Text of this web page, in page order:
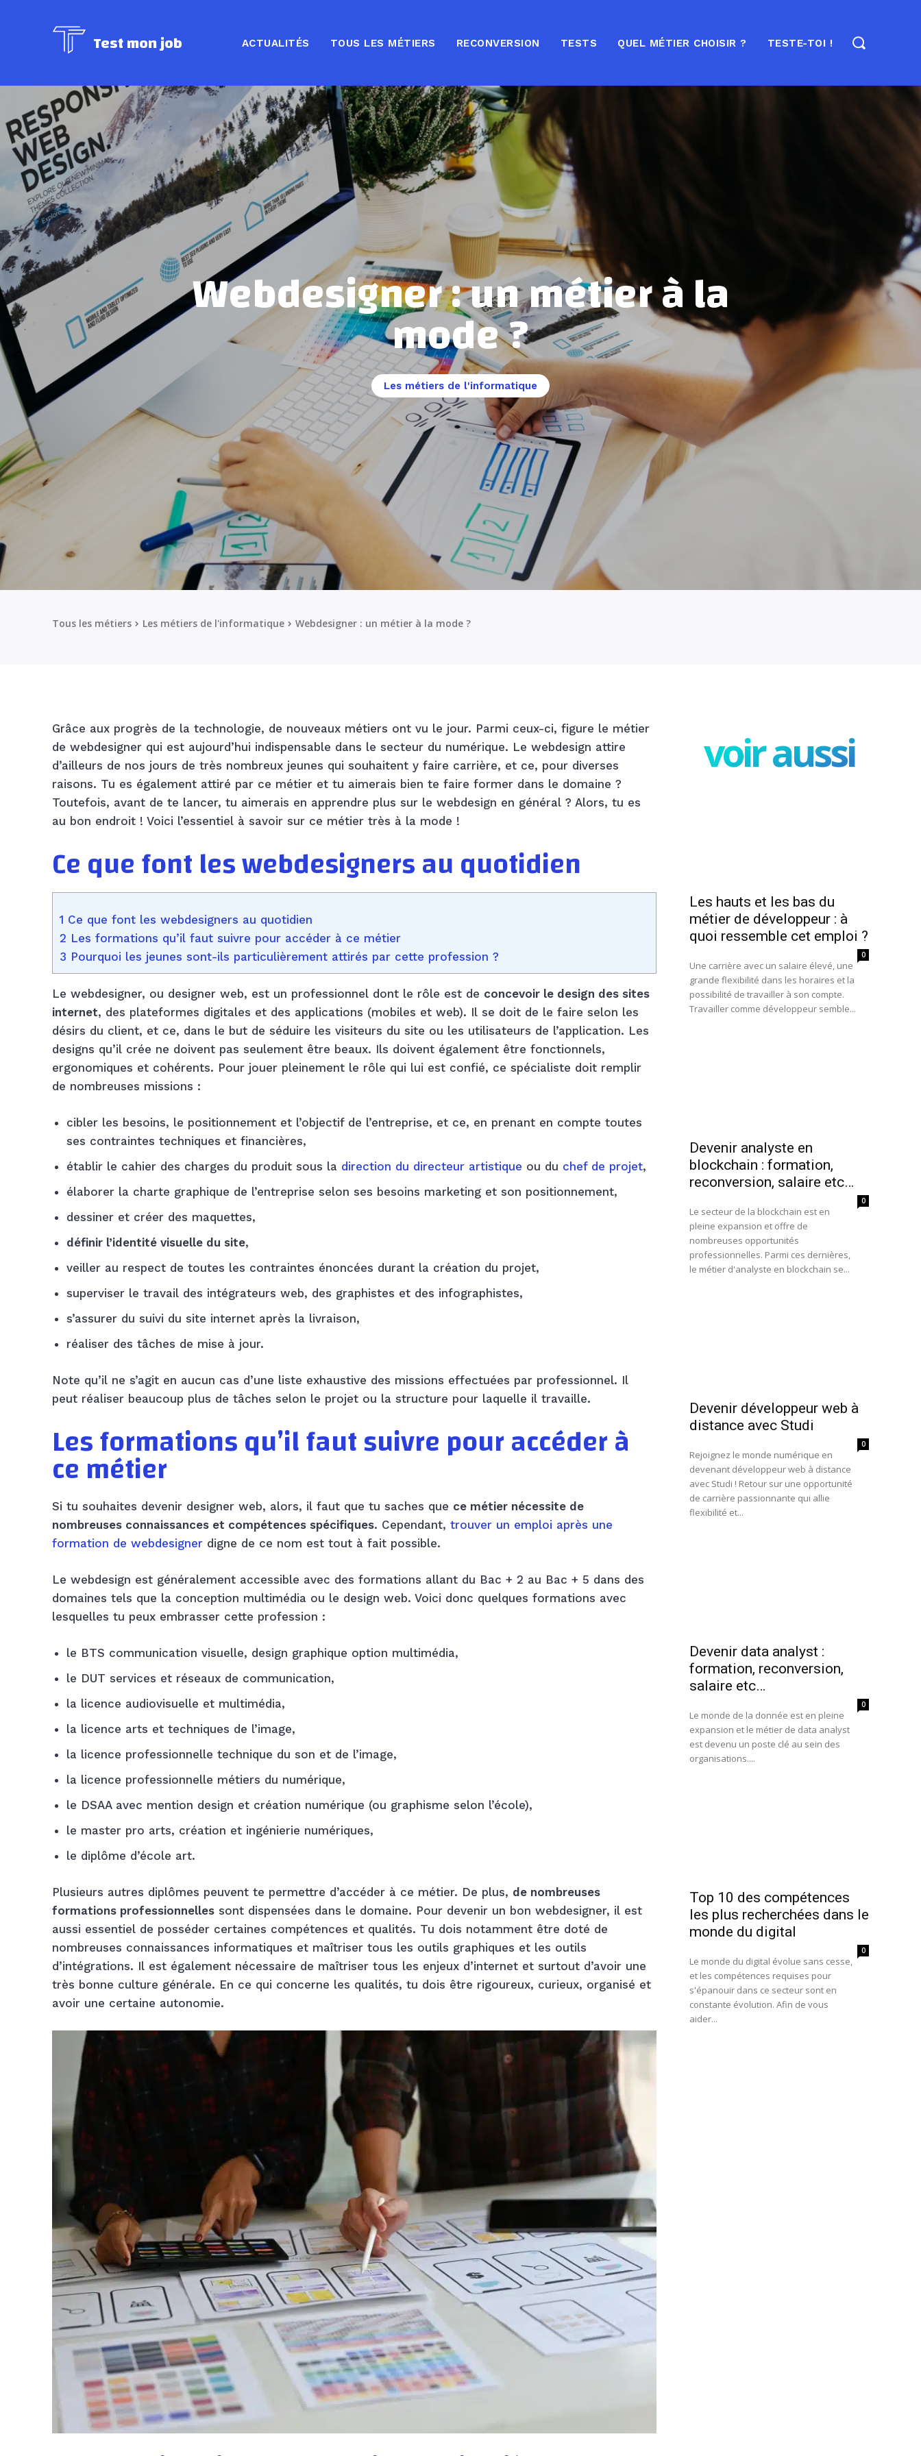
Test mon job ACTUALITÉS TOUS LES MÉTIERS RECONVERSION TESTS QUEL MÉTIER CHOISIR ? TESTE-TOI !
Webdesigner : un métier à la
mode ?
Les métiers de l'informatique
Tous les métiers Les métiers de l'informatique Webdesigner : un métier à la mode ?
Grâce aux progrès de la technologie, de nouveaux métiers ont vu le jour. Parmi ceux-ci, figure le métier
de webdesigner qui est aujourd’hui indispensable dans le secteur du numérique. Le webdesign attire
d’ailleurs de nos jours de très nombreux jeunes qui souhaitent y faire carrière, et ce, pour diverses
raisons. Tu es également attiré par ce métier et tu aimerais bien te faire former dans le domaine ?
Toutefois, avant de te lancer, tu aimerais en apprendre plus sur le webdesign en général ? Alors, tu es
au bon endroit ! Voici l’essentiel à savoir sur ce métier très à la mode !
Ce que font les webdesigners au quotidien
1 Ce que font les webdesigners au quotidien
2 Les formations qu’il faut suivre pour accéder à ce métier
3 Pourquoi les jeunes sont-ils particulièrement attirés par cette profession ?
Le webdesigner, ou designer web, est un professionnel dont le rôle est de concevoir le design des sites
internet, des plateformes digitales et des applications (mobiles et web). Il se doit de le faire selon les
désirs du client, et ce, dans le but de séduire les visiteurs du site ou les utilisateurs de l’application. Les
designs qu’il crée ne doivent pas seulement être beaux. Ils doivent également être fonctionnels,
ergonomiques et cohérents. Pour jouer pleinement le rôle qui lui est confié, ce spécialiste doit remplir
de nombreuses missions :
cibler les besoins, le positionnement et l’objectif de l’entreprise, et ce, en prenant en compte toutes
ses contraintes techniques et financières,
établir le cahier des charges du produit sous la direction du directeur artistique ou du chef de projet,
élaborer la charte graphique de l’entreprise selon ses besoins marketing et son positionnement,
dessiner et créer des maquettes,
définir l’identité visuelle du site,
veiller au respect de toutes les contraintes énoncées durant la création du projet,
superviser le travail des intégrateurs web, des graphistes et des infographistes,
s’assurer du suivi du site internet après la livraison,
réaliser des tâches de mise à jour.
Note qu’il ne s’agit en aucun cas d’une liste exhaustive des missions effectuées par professionnel. Il
peut réaliser beaucoup plus de tâches selon le projet ou la structure pour laquelle il travaille.
Les formations qu’il faut suivre pour accéder à
ce métier
Si tu souhaites devenir designer web, alors, il faut que tu saches que ce métier nécessite de
nombreuses connaissances et compétences spécifiques. Cependant, trouver un emploi après une
formation de webdesigner digne de ce nom est tout à fait possible.
Le webdesign est généralement accessible avec des formations allant du Bac + 2 au Bac + 5 dans des
domaines tels que la conception multimédia ou le design web. Voici donc quelques formations avec
lesquelles tu peux embrasser cette profession :
le BTS communication visuelle, design graphique option multimédia,
le DUT services et réseaux de communication,
la licence audiovisuelle et multimédia,
la licence arts et techniques de l’image,
la licence professionnelle technique du son et de l’image,
la licence professionnelle métiers du numérique,
le DSAA avec mention design et création numérique (ou graphisme selon l’école),
le master pro arts, création et ingénierie numériques,
le diplôme d’école art.
Plusieurs autres diplômes peuvent te permettre d’accéder à ce métier. De plus, de nombreuses
formations professionnelles sont dispensées dans le domaine. Pour devenir un bon webdesigner, il est
aussi essentiel de posséder certaines compétences et qualités. Tu dois notamment être doté de
nombreuses connaissances informatiques et maîtriser tous les outils graphiques et les outils
d’intégrations. Il est également nécessaire de maîtriser tous les enjeux d’internet et surtout d’avoir une
très bonne culture générale. En ce qui concerne les qualités, tu dois être rigoureux, curieux, organisé et
avoir une certaine autonomie.
voir aussi
Les hauts et les bas du
métier de développeur : à
quoi ressemble cet emploi ?
0
Une carrière avec un salaire élevé, une
grande flexibilité dans les horaires et la
possibilité de travailler à son compte.
Travailler comme développeur semble...
Devenir analyste en
blockchain : formation,
reconversion, salaire etc…
0
Le secteur de la blockchain est en
pleine expansion et offre de
nombreuses opportunités
professionnelles. Parmi ces dernières,
le métier d'analyste en blockchain se...
Devenir développeur web à
distance avec Studi
0
Rejoignez le monde numérique en
devenant développeur web à distance
avec Studi ! Retour sur une opportunité
de carrière passionnante qui allie
flexibilité et...
Devenir data analyst :
formation, reconversion,
salaire etc…
0
Le monde de la donnée est en pleine
expansion et le métier de data analyst
est devenu un poste clé au sein des
organisations....
Top 10 des compétences
les plus recherchées dans le
monde du digital
0
Le monde du digital évolue sans cesse,
et les compétences requises pour
s'épanouir dans ce secteur sont en
constante évolution. Afin de vous
aider...